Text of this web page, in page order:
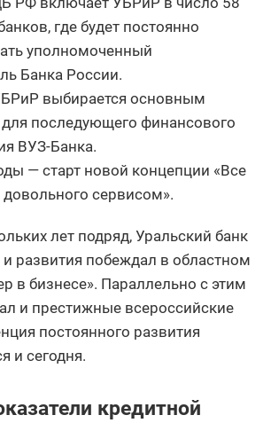
где будет постоянно
уполномоченный
Банка России.
выбирается основным
последующего финансового
ВУЗ-Банка.
— старт новой концепции «Все
довольного сервисом».
лет подряд, Уральский банк
и развития побеждал в областном
в бизнесе». Параллельно с этим
и престижные всероссийские
постоянного развития
и сегодня.
кредитной